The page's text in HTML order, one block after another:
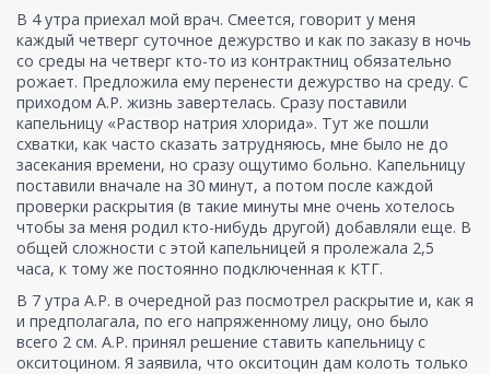
В 4 утра приехал мой врач. Смеется, говорит у меня
каждый четверг суточное дежурство и как по заказу в ночь
со среды на четверг кто-то из контрактниц обязательно
рожает. Предложила ему перенести дежурство на среду. С
приходом А.Р. жизнь завертелась. Сразу поставили
капельницу «Раствор натрия хлорида». Тут же пошли
схватки, как часто сказать затрудняюсь, мне было не до
засекания времени, но сразу ощутимо больно. Капельницу
поставили вначале на 30 минут, а потом после каждой
проверки раскрытия (в такие минуты мне очень хотелось
чтобы за меня родил кто-нибудь другой) добавляли еще. В
общей сложности с этой капельницей я пролежала 2,5
часа, к тому же постоянно подключенная к КТГ.
В 7 утра А.Р. в очередной раз посмотрел раскрытие и, как я
и предполагала, по его напряженному лицу, оно было
всего 2 см. А.Р. принял решение ставить капельницу с
окситоцином. Я заявила, что окситоцин дам колоть только